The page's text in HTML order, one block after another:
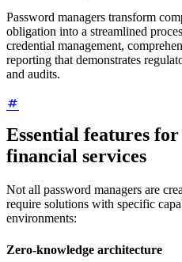
Password managers transform
obligation into a streamlined
credential management,
reporting that demonstrates
and audits.
Essential features
financial services
Not all password managers are
require solutions with specific
environments:
Zero-knowledge architecture